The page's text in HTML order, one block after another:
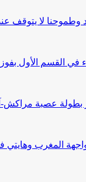
لا يتوقف عند
في القسم الأول
بطولة عصبة
المغرب وهايتي في